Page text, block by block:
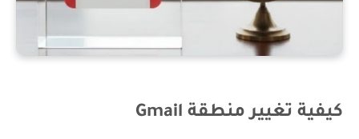
كيفية تغيير منطقة Gmail